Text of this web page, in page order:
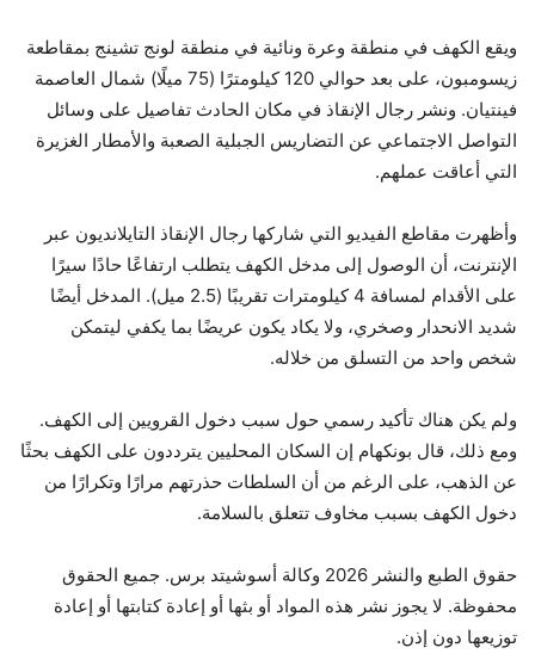
ويقع الكهف في منطقة وعرة ونائية في منطقة لونج تشينج بمقاطعة
زيسومبون، على بعد حوالي 120 كيلومترًا (75 ميلًا) شمال العاصمة
فينتيان. ونشر رجال الإنقاذ في مكان الحادث تفاصيل على وسائل
التواصل الاجتماعي عن التضاريس الجبلية الصعبة والأمطار الغزيرة
التي أعاقت عملهم.
وأظهرت مقاطع الفيديو التي شاركها رجال الإنقاذ التايلانديون عبر
الإنترنت، أن الوصول إلى مدخل الكهف يتطلب ارتفاعًا حادًا سيرًا
على الأقدام لمسافة 4 كيلومترات تقريبًا (2.5 ميل). المدخل أيضًا
شديد الانحدار وصخري، ولا يكاد يكون عريضًا بما يكفي ليتمكن
شخص واحد من التسلق من خلاله.
ولم يكن هناك تأكيد رسمي حول سبب دخول القرويين إلى الكهف.
ومع ذلك، قال بونكهام إن السكان المحليين يترددون على الكهف بحثًا
عن الذهب، على الرغم من أن السلطات حذرتهم مرارًا وتكرارًا من
دخول الكهف بسبب مخاوف تتعلق بالسلامة.
حقوق الطبع والنشر 2026 وكالة أسوشيتد برس. جميع الحقوق
محفوظة. لا يجوز نشر هذه المواد أو بثها أو إعادة كتابتها أو إعادة
توزيعها دون إذن.